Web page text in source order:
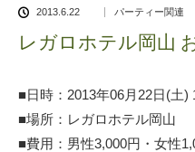
2013.6.22 パーティー関連
レガロホテル岡山
■日時：2013年06月22日(土)
■場所：レガロホテル岡山
■費用：男性3,000円・女性